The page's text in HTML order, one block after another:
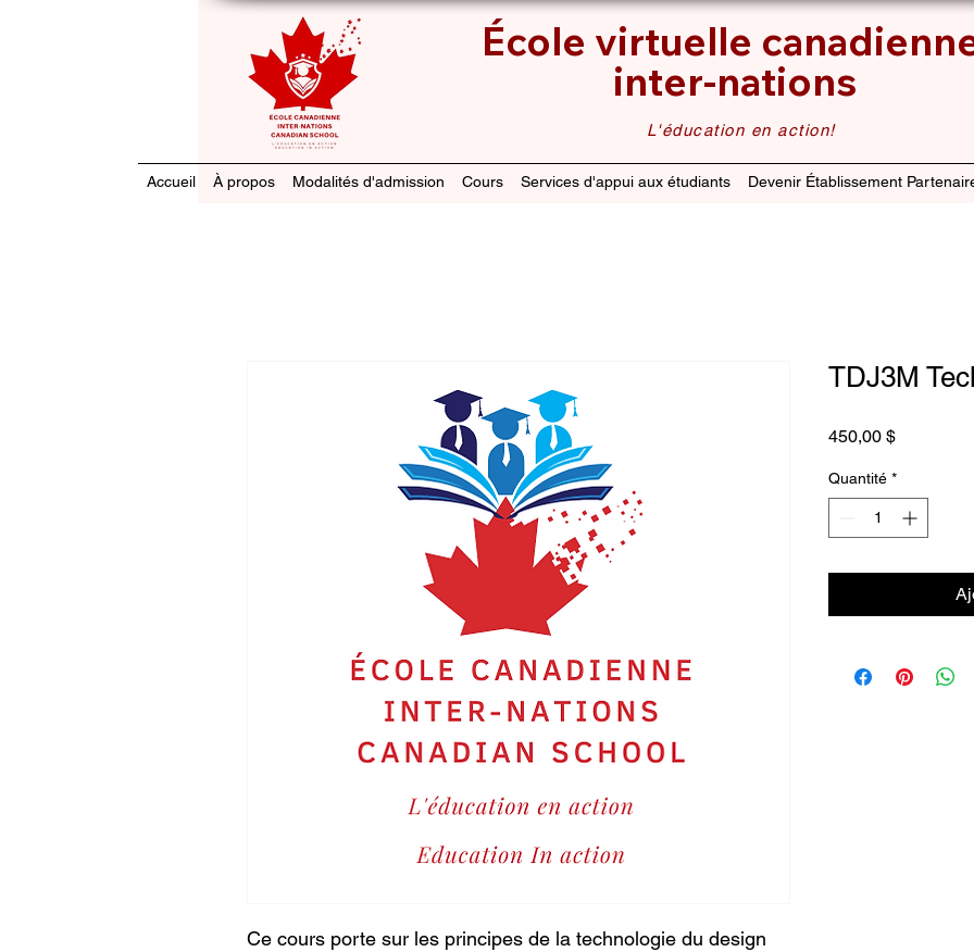
École virtuelle
inter-nations
L'éducation en action!
Accueil À propos Modalités d'admission Cours Services d'appui aux étudiants Devenir Établissement
Ce cours porte sur les principes de la technologie du design
TDJ3M
450,00 $Prix
Quantité *